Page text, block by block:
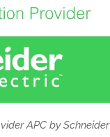
APC by Schneider